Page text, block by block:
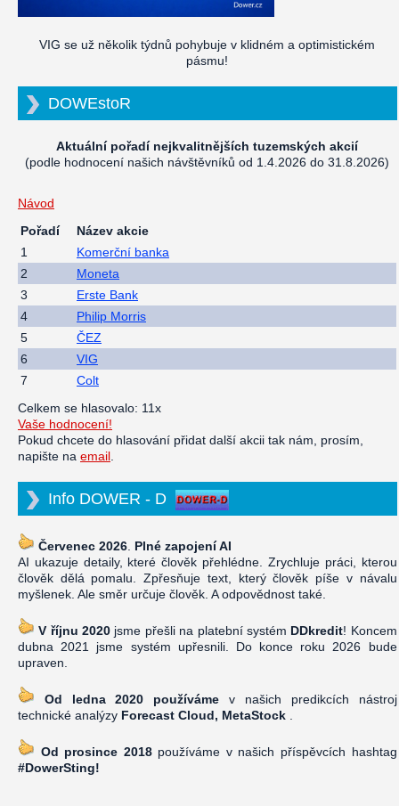
VIG se už několik týdnů pohybuje v klidném a optimistickém
pásmu!
DOWEstoR
Aktuální pořadí nejkvalitnějších tuzemských akcií
(podle hodnocení našich návštěvníků od 1.4.2026 do 31.8.2026)
Návod
Pořadí
Název akcie
1
Komerční banka
2
Moneta
3
Erste Bank
4
Philip Morris
5
ČEZ
6
VIG
7
Colt
Celkem se hlasovalo: 11x
Vaše hodnocení!
Pokud chcete do hlasování přidat další akcii tak nám, prosím,
napište na email
Info DOWER - D
Červenec 2026 Plné zapojení AI
AI ukazuje detaily, které člověk přehlédne. Zrychluje práci, kterou
člověk dělá pomalu. Zpřesňuje text, který člověk píše v návalu
myšlenek. Ale směr určuje člověk. A odpovědnost také.
V říjnu 2020 jsme přešli na platební systém DDkredit! Koncem
dubna 2021 jsme systém upřesnili. Do konce roku 2026 bude
upraven.
Od ledna 2020 používáme v našich predikcích nástroj
technické analýzy Forecast Cloud, MetaStock
Od prosince 2018používáme v našich příspěvcích hashtag
#DowerSting!